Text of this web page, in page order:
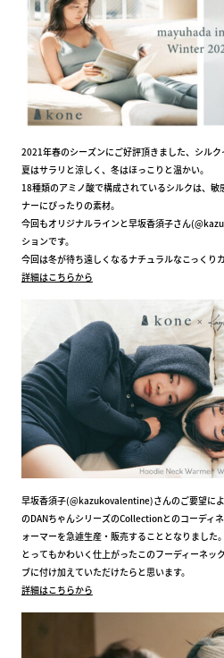
2021年春のシーズンにご好評頂きました、シルク
夏はサラリと涼しく、冬はほっこりと温かい。
18種類のアミノ酸で構成されているシルクは、
ナーにぴったりの素材。
今回もオリジナルラインと早坂香須子さん
ションです。
今回は冬が待ち遠しくなるナチュラルなこっくり
詳細はこちらから
早坂香須子(@kazukovalentine)さんのご要望に
のDANちゃんシリーズのCollectionとのコーディ
ォーマーを急遽生産・販売することとなりました。
とってもかわいく仕上がったこのフーディーネッ
ブに付け加えていただけたらと思います。
詳細はこちらから